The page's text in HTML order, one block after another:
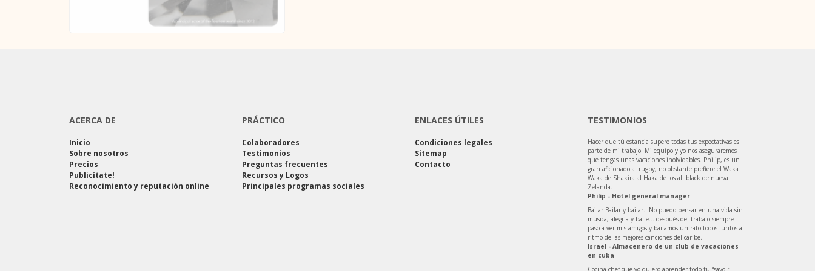
ACERCA DE
Inicio
Sobre nosotros
Precios
Publicítate!
Reconocimiento y reputación online
PRÁCTICO
Colaboradores
Testimonios
Preguntas frecuentes
Recursos y Logos
Principales programas sociales
ENLACES ÚTILES
Condiciones legales
Sitemap
Contacto
TESTIMONIOS
Hacer que tú estancia supere todas tus expectativas es
parte de mi trabajo. Mi equipo y yo nos aseguraremos
que tengas unas vacaciones inolvidables. Philip, es un
gran aficionado al rugby, no obstante prefiere el Waka
Waka de Shakira al Haka de los all black de nueva
Zelanda.
Philip - Hotel general manager
Bailar Bailar y bailar…No puedo pensar en una vida sin
música, alegría y baile… después del trabajo siempre
paso a ver mis amigos y bailamos un rato todos juntos al
ritmo de las mejores canciones del caribe.
Israel - Almacenero de un club de vacaciones
en cuba
Cocina chef que yo quiero aprender todo tu “savoir